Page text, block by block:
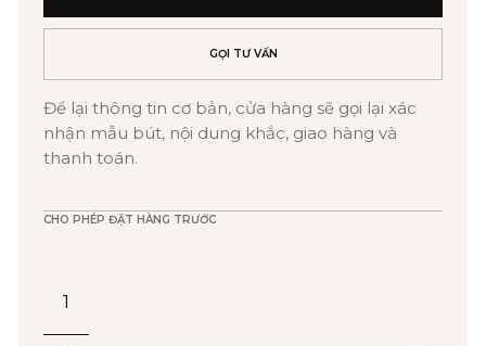
Để lại thông tin cơ bản, cửa hàng sẽ gọi lại xác
nhận mẫu bút, nội dung khắc, giao hàng và
thanh toán.
GỌI TƯ VẤN
CHO PHÉP ĐẶT HÀNG TRƯỚC